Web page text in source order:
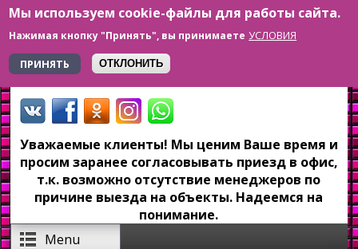
Мы используем cookie-файлы для работы сайта.
Нажимая кнопку "Принять", вы принимаете УСЛОВИЯ
ПРИНЯТЬ
ОТКЛОНИТЬ
Перейти к основному содержанию
+7 923 179-6-279
Уважаемые клиенты! Мы ценим Ваше время и
просим заранее согласовывать приезд в офис,
т.к. возможно отсутствие менеджеров по
причине выезда на объекты. Надеемся на
понимание.
Menu